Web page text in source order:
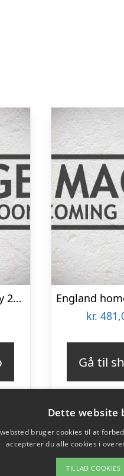
Italy home jersey 2024/26 – mens-XL
kr.
Gå til
Dette website
bruger cookies til at
accepterer du alle cookies i
TILLAD COOKIES